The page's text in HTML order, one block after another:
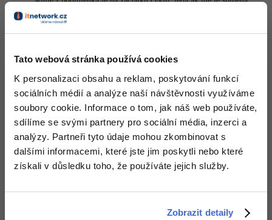
Tato webová stránka používá cookies
K personalizaci obsahu a reklam, poskytování funkcí
sociálních médií a analýze naší návštěvnosti využíváme
soubory cookie. Informace o tom, jak náš web používáte,
sdílíme se svými partnery pro sociální média, inzerci a
analýzy. Partneři tyto údaje mohou zkombinovat s
dalšími informacemi, které jste jim poskytli nebo které
získali v důsledku toho, že používáte jejich služby.
Zobrazit detaily
Windows
Linux
Sítě
Kybernetická bezpečnost
Elektronický podpis
Fórum
Fórum
hodnota podmienky, napr. i++;)
for - je ako while, ale všetko v jednom, (nemusí sa zvlášť meniť
hodnota podmienky, je už menená priamo vo výraze for( ; ; i++))
Nahoru Odpovědět